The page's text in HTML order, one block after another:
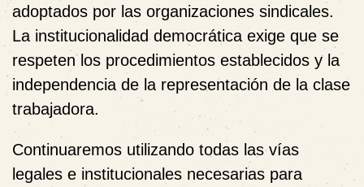
adoptados por las organizaciones sindicales.
La institucionalidad democrática exige que se
respeten los procedimientos establecidos y la
independencia de la representación de la clase
trabajadora.
Continuaremos utilizando todas las vías
legales e institucionales necesarias para